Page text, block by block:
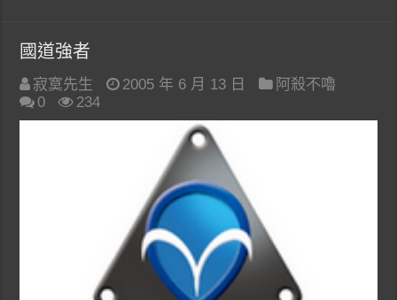
國道強者
寂寞先生 2005 年 6 月 13 日
阿殺不嚕
0
234